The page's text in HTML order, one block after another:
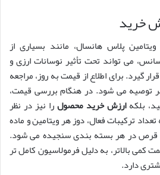
خرید
پلاس هانسال، مانند بسیاری از
می تواند تحت تأثیر نوسانات ارزی و
گیرد. برای اطلاع از قیمت به روز، مراجعه
توصیه می شود. در هنگام بررسی قیمت،
بلکهارزش خرید محصولرا نیز در نظر
ترکیبات فعال، دوز هر ویتامین و ماده
قرص در هر بسته بندی سنجیده می شود.
کمی بالاتر، به دلیل فرمولاسیون کامل تر
دارد.